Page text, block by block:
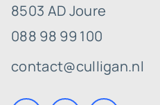
8503 AD Joure
088 98 99 100
contact@culligan.nl